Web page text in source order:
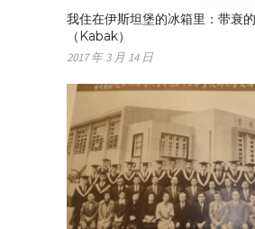
我住在伊斯坦堡的冰箱里：带衰
（Kabak）
2017 年 3 月 14 日